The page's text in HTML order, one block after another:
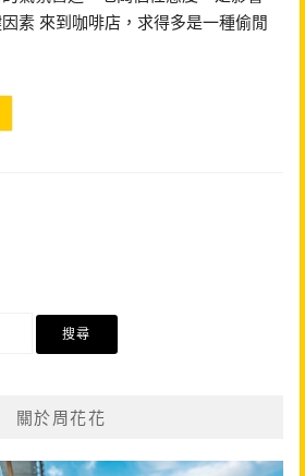
素 來到咖啡店，求得多是一種偷閒
關於周花花